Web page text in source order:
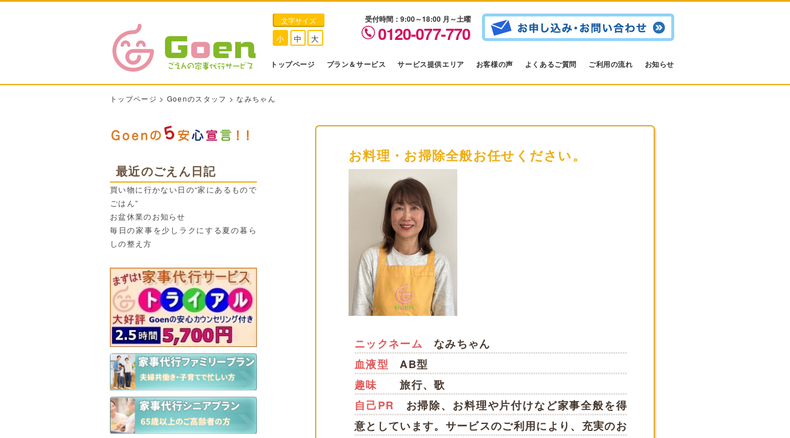
文字サイズ
小 中 大
受付時間：9:00～18:00 月～土曜
0120-077-770
トップページ プラン＆サービス サービス提供エリア お客様の声 よくあるご質問 ご利用の流れ お知らせ
トップページ > Goenのスタッフ >なみちゃん
最近のごえん日記
買い物に行かない日の“家にあるもので
ごはん”
お盆休業のお知らせ
毎日の家事を少しラクにする夏の暮ら
しの整え方
お料理・お掃除全般お任せください。
ニックネーム なみちゃん
血液型 AB型
趣味 旅行、歌
自己PR お掃除、お料理や片付けなど家事全般を得
意としています。サービスのご利用により、充実のお